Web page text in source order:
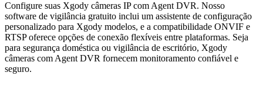
Configure suas Xgody câmeras IP com Agent DVR. Nosso
software de vigilância gratuito inclui um assistente de configuração
personalizado para Xgody modelos, e a compatibilidade ONVIF e
RTSP oferece opções de conexão flexíveis entre plataformas. Seja
para segurança doméstica ou vigilância de escritório, Xgody
câmeras com Agent DVR fornecem monitoramento confiável e
seguro.